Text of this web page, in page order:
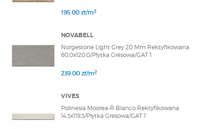
195.00 zł/m2
NOVABELL
Norgestone Light Grey 20 Mm Rektyfikowana
60,0x120,0/Płytka Gresowa/GAT 1
239.00 zł/m2
VIVES
Polinesia Moorea-R Blanco Rektyfikowana
14,3x119,3/Płytka Gresowa/GAT 1